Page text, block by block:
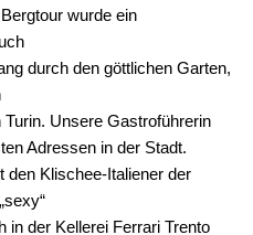
wurde ein
durch den göttlichen Garten,
Turin. Unsere Gastroführerin
Adressen in der Stadt.
den Klischee-Italiener der
in der Kellerei Ferrari Trento